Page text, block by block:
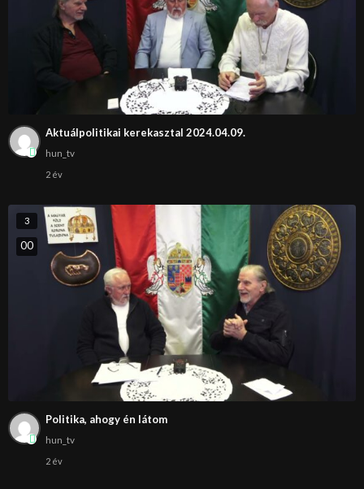
Aktuálpolitikai kerekasztal 2024.04.09.
hun_tv
2 év
3
00
Politika, ahogy én látom
hun_tv
2 év